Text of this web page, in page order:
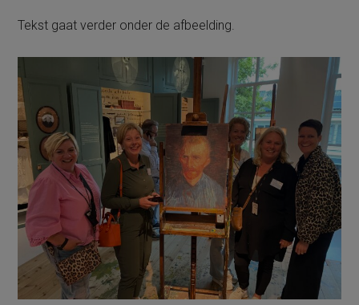
Tekst gaat verder onder de afbeelding.